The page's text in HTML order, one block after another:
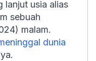
lanjut usia alias
sebuah
malam.
dunia